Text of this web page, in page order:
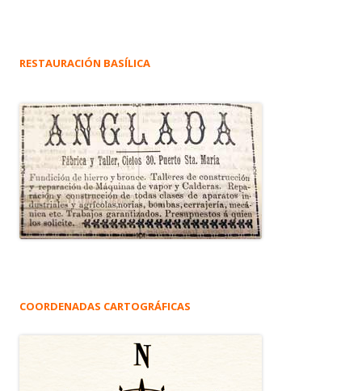
RESTAURACIÓN BASÍLICA
COORDENADAS CARTOGRÁFICAS